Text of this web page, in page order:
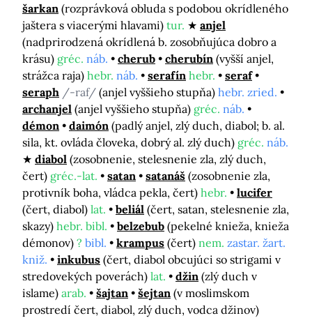
šarkan (rozprávková obluda s podobou okrídleného
jaštera s viacerými hlavami) tur.
anjel
(nadprirodzená okrídlená b. zosobňujúca dobro a
krásu) gréc. náb. cherub cherubín (vyšší anjel,
strážca raja) hebr. náb. serafín hebr.
seraf
seraph /-raf/ (anjel vyššieho stupňa) hebr. zried.
archanjel (anjel vyššieho stupňa) gréc. náb.
démon
daimón (padlý anjel, zlý duch, diabol; b. al.
sila, kt. ovláda človeka, dobrý al. zlý duch) gréc. náb.
diabol (zosobnenie, stelesnenie zla, zlý duch,
čert) gréc.-lat. satan satanáš (zosobnenie zla,
protivník boha, vládca pekla, čert) hebr.
lucifer
(čert, diabol) lat. beliál (čert, satan, stelesnenie zla,
skazy) hebr. bibl. belzebub (pekelné knieža, knieža
démonov) ? bibl. krampus (čert) nem. zastar. žart.
kniž.
inkubus (čert, diabol obcujúci so strigami v
stredovekých poverách) lat. džin (zlý duch v
islame) arab. šajtan šejtan (v moslimskom
prostredí čert, diabol, zlý duch, vodca džinov)